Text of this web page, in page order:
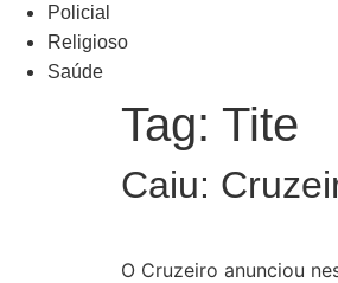
Policial
Religioso
Saúde
Tag: Tite
Caiu:
O Cruzeiro anunciou